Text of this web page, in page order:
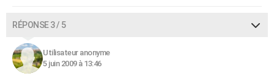
RÉPONSE 3 / 5
Utilisateur anonyme
5 juin 2009 à 13:46